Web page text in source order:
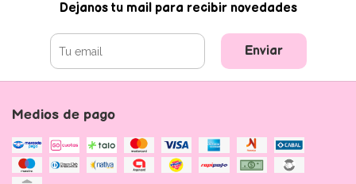
Dejanos tu mail para recibir novedades
Enviar
Medios de pago